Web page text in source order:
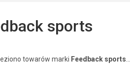
sports
towarów marki Feedback sports...